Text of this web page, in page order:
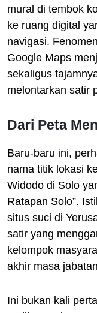
mural di tembok
ke ruang digital
navigasi.
Google Maps
sekaligus
melontarkan satir
Dari Peta
Baru-baru ini,
nama titik lokasi
Widodo di Solo
Ratapan Solo”.
situs suci di
satir yang
kelompok
akhir masa
Ini bukan kali